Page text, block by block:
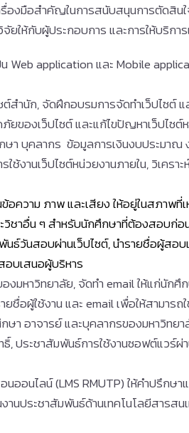
องมือสำคัญในการสนับสนุนการตัด
ให้กับผู้ประกอบการ และการให้บริก
Web application และ Mobile
สำนัก, จัดฝึกอบรมการจัดทำเว็ปไซต์
ของเว็ปไซต์ และแก้ไขปัญหาเว็ปไซต์
บุคลากร ข้อมูลการเงินงบประมาณ
ช้งานเว็ปไซต์หน่วยงานภายใน, วิเคร
อความ ภาพ และเสียง ให้อยู่ในสภาพ
วิชาอื่น ๆสำหรับนักศึกษาที่ต้องสอบก่อ
ธ์วันสอบผ่านเว็ปไซต์, นำรายชื่อผู้สอ
อบเสนอผู้บริหาร
มหาวิทยาลัย, จัดทำ email ให้แก่นักศึ
อผู้ใช้งาน และ email เพื่อให้สามารถ
า อาจารย์ และบุคลากรของมหาวิทย
ประชาสัมพันธ์การใช้งานซอฟต์แวร์
ออนไลน์ (LMS RMUTP) ให้คำปรึก
นประชาสัมพันธ์ด้านเทคโนโลยีสารส